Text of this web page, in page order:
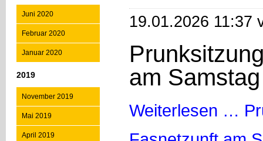
Juni 2020
Februar 2020
Januar 2020
2019
November 2019
Mai 2019
April 2019
19.01.2026 11:37
am Samstag
Weiterlesen …